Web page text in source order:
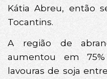
Kátia Abreu, então
Tocantins.
A região de
aumentou em
lavouras de soja